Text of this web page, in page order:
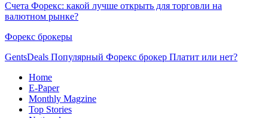
Счета Форекс: какой лучше открыть для торговли на
валютном рынке?
Форекс брокеры
GentsDeals Популярный Форекс брокер Платит или нет?
Home
E-Paper
Monthly Magzine
Top Stories